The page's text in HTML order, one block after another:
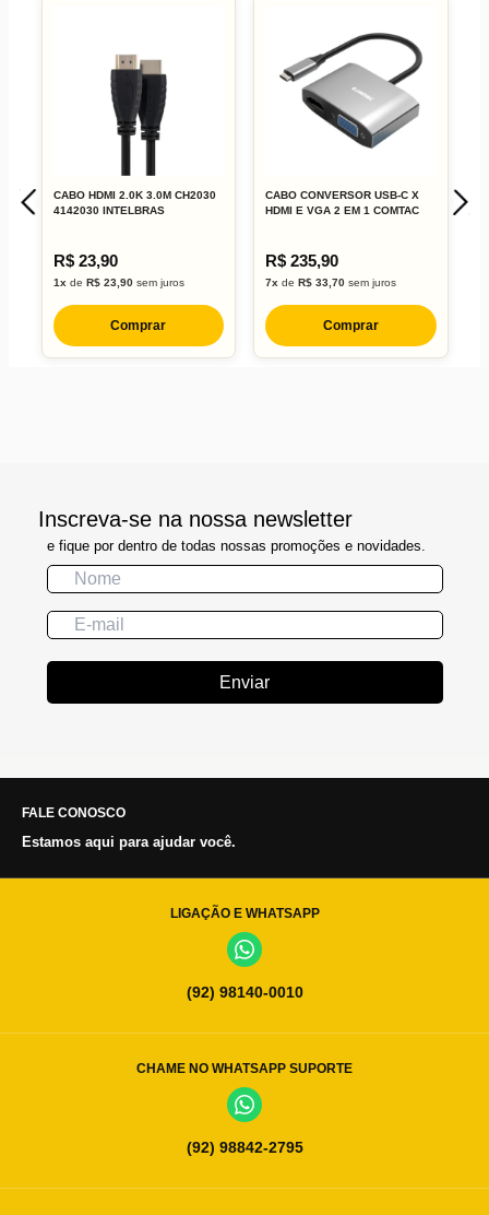
CABO HDMI 2.0K 3.0M CH2030
4142030 INTELBRAS
R$ 23,90
1x de R$ 23,90sem juros
Comprar
CABO CONVERSOR USB-C X
HDMI E VGA 2 EM 1 COMTAC
R$ 235,90
7x deR$ 33,70 sem juros
Comprar
Inscreva-se na nossa newsletter
e fique por dentro de todas nossas promoções e novidades.
Enviar
FALE CONOSCO
Estamos aqui para ajudar você.
LIGAÇÃO E WHATSAPP
(92) 98140-0010
CHAME NO WHATSAPP SUPORTE
(92) 98842-2795